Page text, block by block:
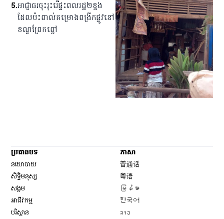
5.អាជ្ញាធរ​ចុះ​រុះរើ​ផ្ទះ​ពលរដ្ឋ​២​ខ្នង​
ដែល​ប៉ះពាល់​គម្រោង​ពង្រីក​ផ្លូវ​នៅ​
ខណ្ឌ​ព្រែកព្នៅ
ប្រធានបទ
នយោបាយ
សិទ្ធិ​មនុស្ស
សង្គម
អាជីវកម្ម
បរិស្ថាន
ភាសា
普通话
粤语
မြန်မာ
한국어
ລາວ